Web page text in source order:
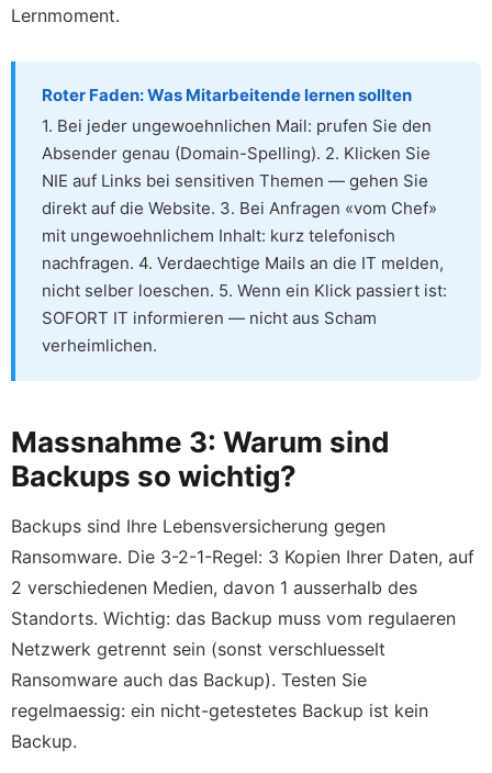
Lernmoment.
Roter Faden: Was Mitarbeitende lernen sollten
1. Bei jeder ungewoehnlichen Mail: prufen Sie den
Absender genau (Domain-Spelling). 2. Klicken Sie
NIE auf Links bei sensitiven Themen — gehen Sie
direkt auf die Website. 3. Bei Anfragen «vom Chef»
mit ungewoehnlichem Inhalt: kurz telefonisch
nachfragen. 4. Verdaechtige Mails an die IT melden,
nicht selber loeschen. 5. Wenn ein Klick passiert ist:
SOFORT IT informieren — nicht aus Scham
verheimlichen.
Massnahme 3: Warum sind
Backups so wichtig?
Backups sind Ihre Lebensversicherung gegen
Ransomware. Die 3-2-1-Regel: 3 Kopien Ihrer Daten, auf
2 verschiedenen Medien, davon 1 ausserhalb des
Standorts. Wichtig: das Backup muss vom regulaeren
Netzwerk getrennt sein (sonst verschluesselt
Ransomware auch das Backup). Testen Sie
regelmaessig: ein nicht-getestetes Backup ist kein
Backup.